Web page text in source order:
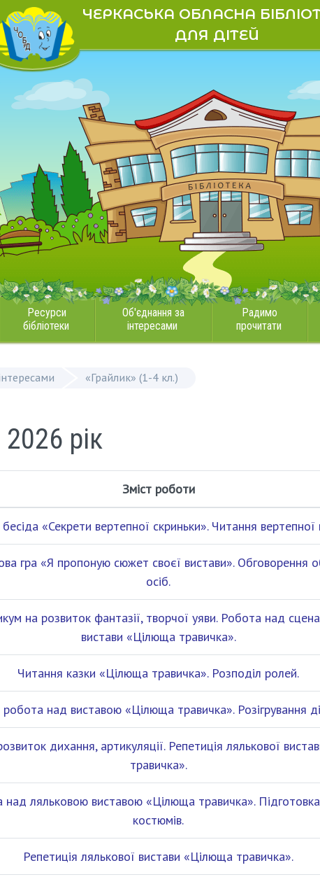
ЧЕРКАСЬКА ОБЛАСНА
ДЛЯ ДІТЕЙ
Ресурси
бібліотеки
Об'єднання за
інтересами
Радимо
прочитати
«Грайлик» (1-4 кл.)
рік
Зміст роботи
«Секрети вертепної скриньки». Читання вертепної
гра «Я пропоную сюжет своєї вистави». Обговорення
осіб.
на розвиток фантазії, творчої уяви. Робота над
вистави «Цілюща травичка».
Читання казки «Цілюща травичка». Розподіл ролей.
над виставою «Цілюща травичка». Розігрування
дихання, артикуляції. Репетиція лялькової
травичка».
над ляльковою виставою «Цілюща травичка».
костюмів.
Репетиція лялькової вистави «Цілюща травичка».